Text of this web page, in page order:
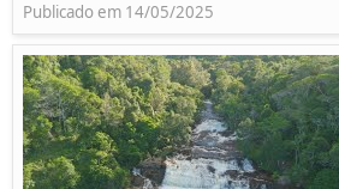
Publicado em 14/05/2025